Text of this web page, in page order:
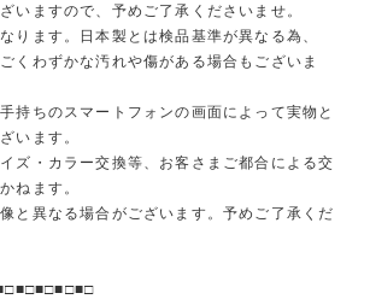
いますので、予めご了承くださいませ。
ります。日本製とは検品基準が異なる為、
くわずかな汚れや傷がある場合もございま
持ちのスマートフォンの画面によって実物と
います。
ズ・カラー交換等、お客さまご都合による交
ねます。
と異なる場合がございます。予めご了承くだ